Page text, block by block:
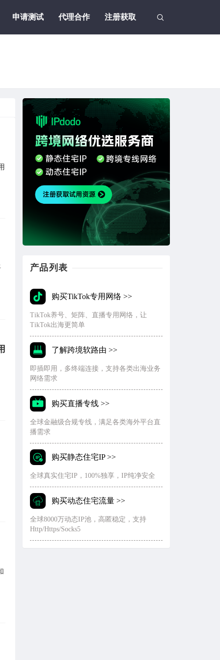
申请测试 代理合作 注册获取
产品列表
购买TikTok专用网络 >>
TikTok养号、矩阵、直播专用网络，让
TikTok出海更简单
了解跨境软路由 >>
即插即用，多终端连接，支持各类出海业务
网络需求
购买直播专线 >>
全球金融级合规专线，满足各类海外平台直
播需求
购买静态住宅IP >>
全球真实住宅IP，100%独享，IP纯净安全
购买动态住宅流量 >>
全球8000万动态IP池，高匿稳定，支持
Http/Https/Socks5